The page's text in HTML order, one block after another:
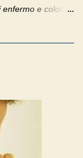
enfermo e colocou
e Fé Mensagem
nos pais
ENFERMOS!
pelos nossos
pais que